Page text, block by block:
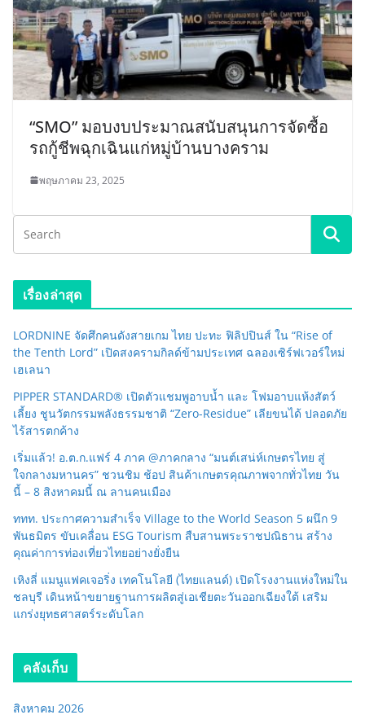
“SMO” มอบงบประมาณสนับสนุนการจัดซื้อ
รถกู้ชีพฉุกเฉินแก่หมู่บ้านบางคราม
พฤษภาคม 23, 2025
เรื่องล่าสุด
LORDNINE จัดศึกคนดังสายเกม ไทย ปะทะ ฟิลิปปินส์ ใน “Rise of
the Tenth Lord” เปิดสงครามกิลด์ข้ามประเทศ ฉลองเซิร์ฟเวอร์ใหม่
เฮเลนา
PIPPER STANDARD® เปิดตัวแชมพูอาบน้ำ และ โฟมอาบแห้งสัตว์
เลี้ยง ชูนวัตกรรมพลังธรรมชาติ “Zero-Residue” เลียขนได้ ปลอดภัย
ไร้สารตกค้าง
เริ่มแล้ว! อ.ต.ก.แฟร์ 4 ภาค @ภาคกลาง “มนต์เสน่ห์เกษตรไทย สู่
ใจกลางมหานคร” ชวนชิม ช้อป สินค้าเกษตรคุณภาพจากทั่วไทย วัน
นี้ – 8 สิงหาคมนี้ ณ ลานคนเมือง
ททท. ประกาศความสำเร็จ Village to the World Season 5 ผนึก 9
พันธมิตร ขับเคลื่อน ESG Tourism สืบสานพระราชปณิธาน สร้าง
คุณค่าการท่องเที่ยวไทยอย่างยั่งยืน
เหิงลี่ แมนูแฟคเจอริ่ง เทคโนโลยี (ไทยแลนด์) เปิดโรงงานแห่งใหม่ใน
ชลบุรี เดินหน้าขยายฐานการผลิตสู่เอเชียตะวันออกเฉียงใต้ เสริม
แกร่งยุทธศาสตร์ระดับโลก
คลังเก็บ
สิงหาคม 2026